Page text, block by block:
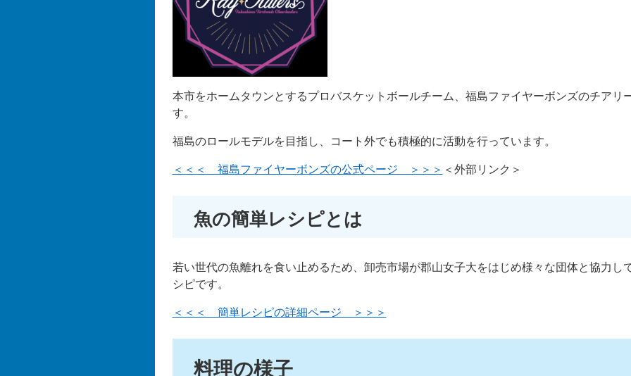
本市をホームタウンとするプロバスケットボールチーム、福島ファイヤーボンズのチアリ
す。
福島のロールモデルを目指し、コート外でも積極的に活動を行っています。
＜＜＜ 福島ファイヤーボンズの公式ページ ＞＞＞ ＜外部リンク＞
魚の簡単レシピとは
若い世代の魚離れを食い止めるため、卸売市場が郡山女子大をはじめ様々な団体と協力し
シピです。
＜＜＜ 簡単レシピの詳細ページ ＞＞＞
料理の様子